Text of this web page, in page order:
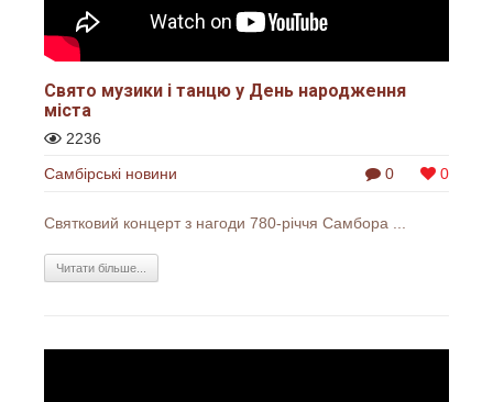
Свято музики і танцю у День народження
міста
2236
0
0
Самбірські новини
Святковий концерт з нагоди 780-річчя Самбора ...
Читати більше...